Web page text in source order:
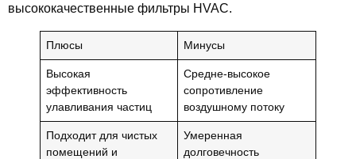
высококачественные фильтры HVAC.
Плюсы Минусы
Высокая
эффективность
улавливания частиц
Средне-высокое
сопротивление
воздушному потоку
Подходит для чистых
помещений и
Умеренная
долговечность